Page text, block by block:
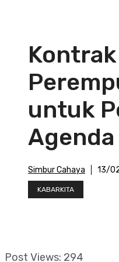
untuk
Simbur Cahaya 13/
KABARKITA
Post Views: 294